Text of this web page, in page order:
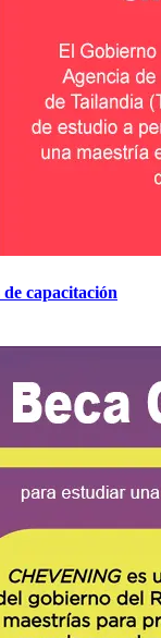
capacitación